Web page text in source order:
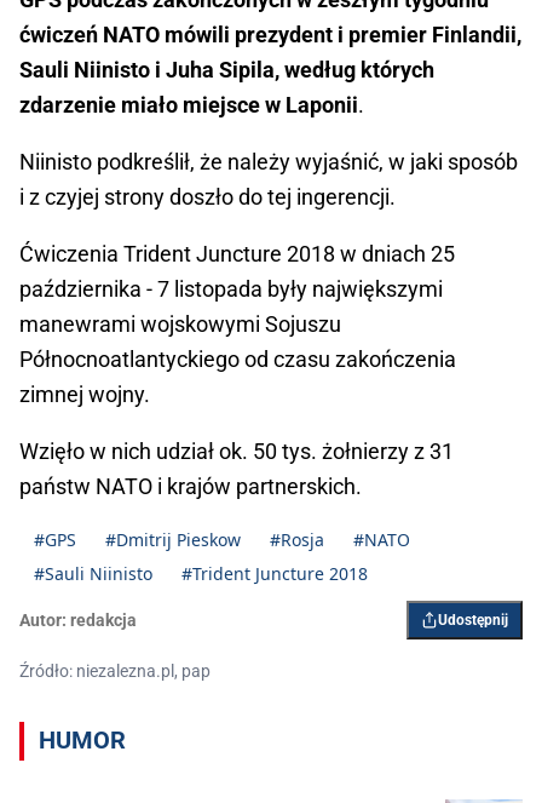
ćwiczeń NATO mówili prezydent i premier Finlandii,
Sauli Niinisto i Juha Sipila, według których
zdarzenie miało miejsce w Laponii.
Niinisto podkreślił, że należy wyjaśnić, w jaki sposób
i z czyjej strony doszło do tej ingerencji.
Ćwiczenia Trident Juncture 2018 w dniach 25
października - 7 listopada były największymi
manewrami wojskowymi Sojuszu
Północnoatlantyckiego od czasu zakończenia
zimnej wojny.
Wzięło w nich udział ok. 50 tys. żołnierzy z 31
państw NATO i krajów partnerskich.
#GPS #Dmitrij Pieskow #Rosja
#NATO
#Sauli Niinisto
#Trident Juncture 2018
Autor: redakcja Udostępnij
Źródło: niezalezna.pl, pap
HUMOR